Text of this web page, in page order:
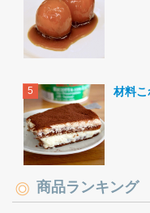
材料こ
商品ランキング